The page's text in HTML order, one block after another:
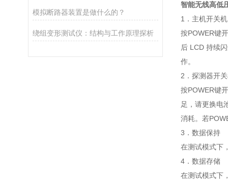
模拟断路器装置是做什么的？
绕组变形测试仪：结构与工作原理探析
智能无线高低
1．主机开关机
按POWER键
后 LCD 持续
作。
2．探测器开
按POWER键
足，请更换电
消耗。若
3．数据保持
在测试模式下
4．数据存储
在测试模式下